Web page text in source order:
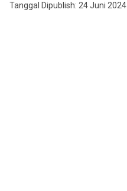
Tanggal Dipublish: 24 Juni 2024